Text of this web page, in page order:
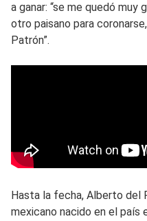
a ganar: “se me quedó muy
otro paisano para
Patrón”.
Hasta la fecha, Alberto del
mexicano nacido en el país